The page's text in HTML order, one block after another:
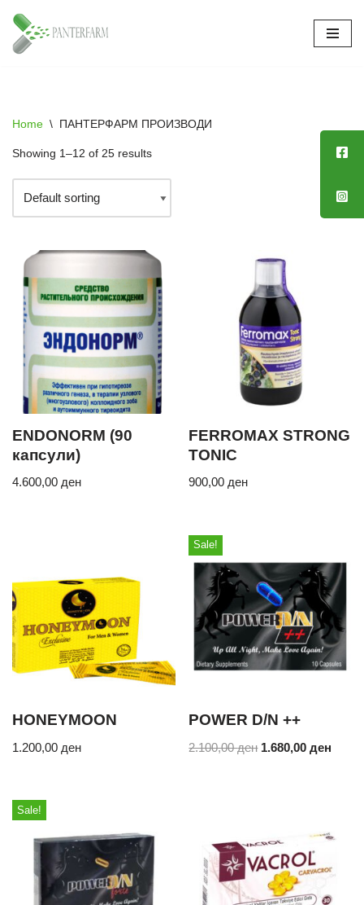
Skip
Home \ ПАНТЕРФАРМ ПРОИЗВОДИ
Showing 1–12 of 25 results
ENDONORM (90
капсули)
4.600,00 ден
FERROMAX STRONG
TONIC
900,00 ден
HONEYMOON
1.200,00 ден
Sale!
POWER D/N ++
2.100,00ден 1.680,00ден
Sale!